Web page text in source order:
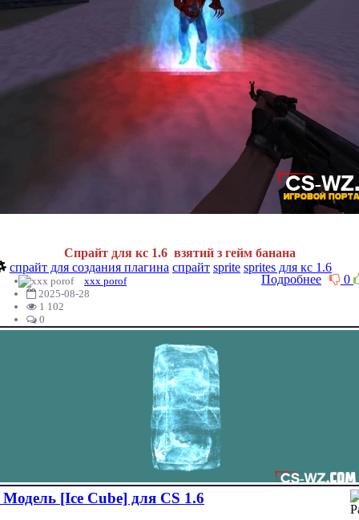
Спрайт для кс 1.6 взятий з гейм банана
спрайт для создания плагина спрайт sprite sprites для кс 1.6
0
Подробнее
xxx porof
2025-08-28
1 102
0
Модель [Ice Cube] для CS 1.6